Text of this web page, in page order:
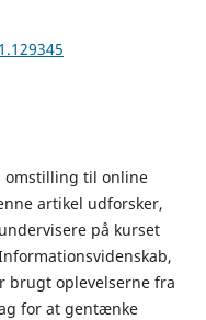
omstilling til online
artikel udforsker,
på kurset
brugt oplevelserne fra
for at gentænke